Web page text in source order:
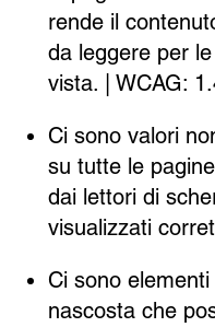
rende il
da leggere per
vista. | WCAG:
Ci sono valori
su tutte le
dai lettori di
visualizzati
Ci sono
nascosta che